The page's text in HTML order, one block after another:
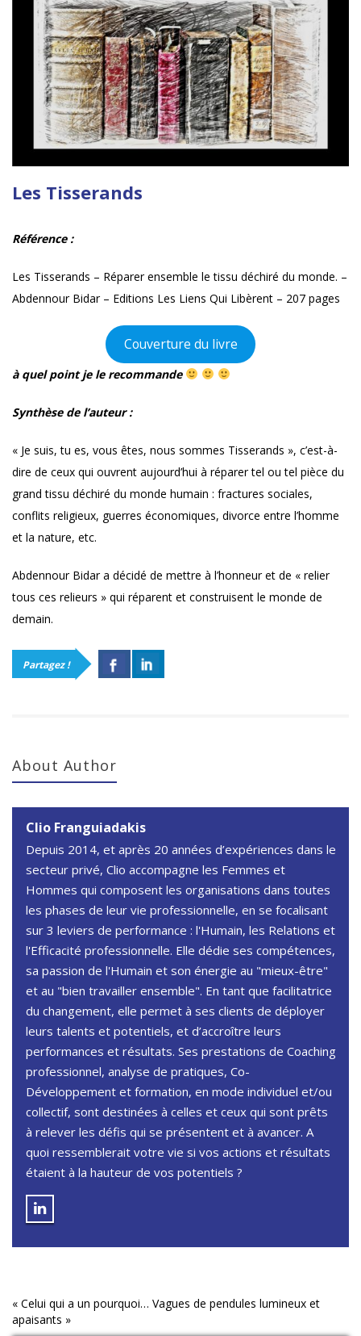
Les Tisserands
Référence :
Les Tisserands – Réparer ensemble le tissu déchiré du monde. –
Abdennour Bidar – Editions Les Liens Qui Libèrent – 207 pages
Couverture du livre
à quel point je le recommande
Synthèse de l’auteur :
« Je suis, tu es, vous êtes, nous sommes Tisserands », c’est-à-
dire de ceux qui ouvrent aujourd’hui à réparer tel ou tel pièce du
grand tissu déchiré du monde humain : fractures sociales,
conflits religieux, guerres économiques, divorce entre l’homme
et la nature, etc.
Abdennour Bidar a décidé de mettre à l’honneur et de « relier
tous ces relieurs » qui réparent et construisent le monde de
demain.
Partagez !
About Author
Clio Franguiadakis
Depuis 2014, et après 20 années d’expériences dans le
secteur privé, Clio accompagne les Femmes et
Hommes qui composent les organisations dans toutes
les phases de leur vie professionnelle, en se focalisant
sur 3 leviers de performance : l'Humain, les Relations et
l'Efficacité professionnelle. Elle dédie ses compétences,
sa passion de l'Humain et son énergie au "mieux-être"
et au "bien travailler ensemble". En tant que facilitatrice
du changement, elle permet à ses clients de déployer
leurs talents et potentiels, et d’accroître leurs
performances et résultats. Ses prestations de Coaching
professionnel, analyse de pratiques, Co-
Développement et formation, en mode individuel et/ou
collectif, sont destinées à celles et ceux qui sont prêts
à relever les défis qui se présentent et à avancer. A
quoi ressemblerait votre vie si vos actions et résultats
étaient à la hauteur de vos potentiels ?
« Celui qui a un pourquoi… Vagues de pendules lumineux et
apaisants »